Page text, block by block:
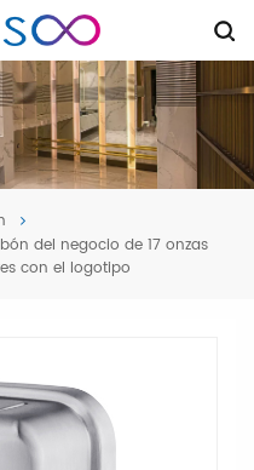
del negocio de 17 onzas
con el logotipo